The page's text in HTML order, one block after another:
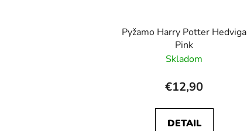
Pyžamo Harry Potter Hedviga
Pink
Skladom
€12,90
DETAIL